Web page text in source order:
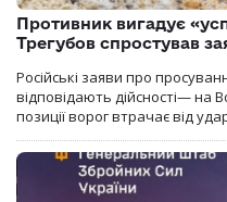
Противник вигадує
Трегубов спростував
Російські заяви про
відповідають дійсності— на
позиції ворог втрачає від